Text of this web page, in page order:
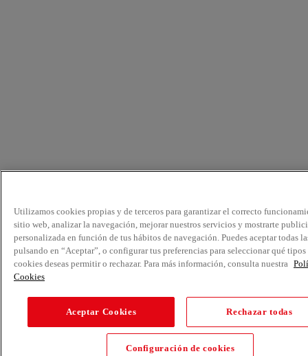
Utilizamos cookies propias y de terceros para garantizar el correcto
sitio web, analizar la navegación, mejorar nuestros servicios y mostrarte
personalizada en función de tus hábitos de navegación. Puedes aceptar todas
pulsando en “Aceptar”, o configurar tus preferencias para seleccionar qué tipos
cookies deseas permitir o rechazar. Para más información, consulta nuestra
Cookies
Aceptar Cookies Rechazar todas
Configuración de cookies